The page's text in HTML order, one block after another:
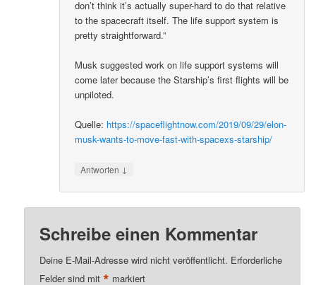
don’t think it’s actually super-hard to do that relative
to the spacecraft itself. The life support system is
pretty straightforward.”
Musk suggested work on life support systems will
come later because the Starship’s first flights will be
unpiloted.
Quelle: https://spaceflightnow.com/2019/09/29/elon-
musk-wants-to-move-fast-with-spacexs-starship/
Antworten ↓
Schreibe einen Kommentar
Deine E-Mail-Adresse wird nicht veröffentlicht. Erforderliche
Felder sind mit* markiert